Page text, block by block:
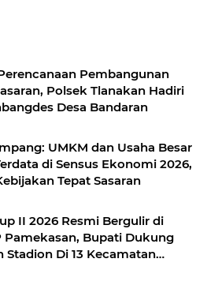
Pembangunan
Polsek Tlanakan Hadiri
Desa Bandaran
UMKM dan Usaha Besar
di Sensus Ekonomi 2026,
Tepat Sasaran
II 2026 Resmi Bergulir di
Pamekasan, Bupati Dukung
Stadion Di 13 Kecamatan